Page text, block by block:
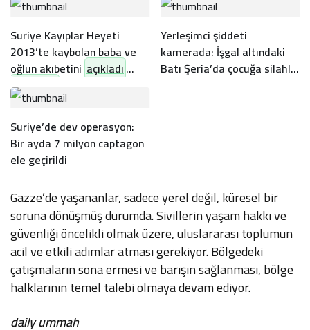
Suriye Kayıplar Heyeti
2013’te kaybolan baba ve
oğlun akıbetini açıkladı
Yerleşimci şiddeti
kamerada: İşgal altındaki
Batı Şeria’da çocuğa silahlı
Suriye’de dev operasyon:
Bir ayda 7 milyon captagon
ele geçirildi
Gazze’de yaşananlar, sadece yerel değil, küresel bir
soruna dönüşmüş durumda. Sivillerin yaşam hakkı ve
güvenliği öncelikli olmak üzere, uluslararası toplumun
acil ve etkili adımlar atması gerekiyor. Bölgedeki
çatışmaların sona ermesi ve barışın sağlanması, bölge
halklarının temel talebi olmaya devam ediyor.
daily ummah